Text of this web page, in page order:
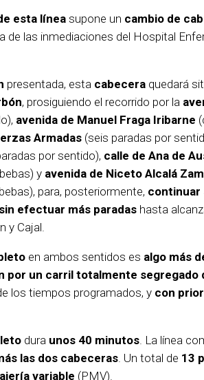
esta líneasupone un cambio de
de las inmediaciones del Hospital
presentada, esta cabecera quedará
, prosiguiendo el recorrido por la
avenida de Manuel Fraga Iribarne
Armadas (seis paradas por
por sentido), calle de Ana de
y avenida de Niceto Alcalá
para, posteriormente, continuar
sin efectuar más paradas hasta
y Cajal.
en ambos sentidos es algo más
por un carril totalmente
los tiempos programados, y con
dura unos 40 minutos. La línea
las dos cabeceras. Un total de 13
variable (PMV).